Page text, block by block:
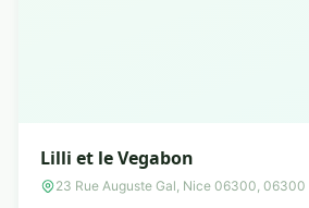
Lilli et le Vegabon
23 Rue Auguste Gal, Nice 06300, 06300